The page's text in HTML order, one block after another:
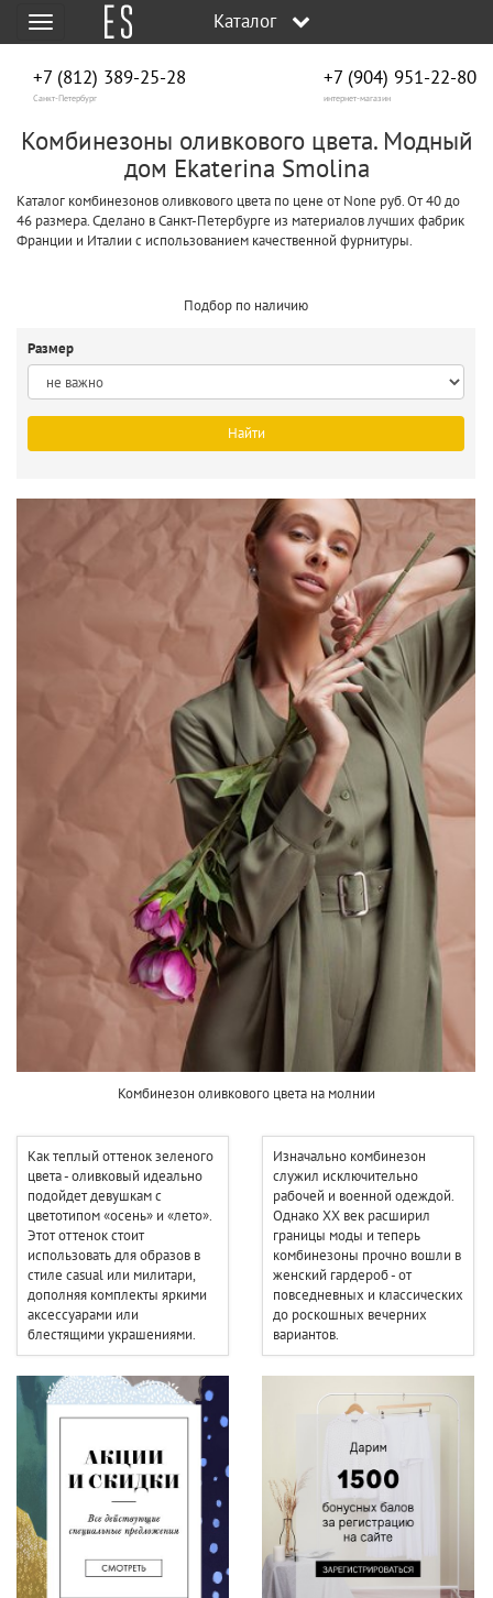
Меню Каталог
+7 (812) 389-25-28
Санкт-Петербург
+7 (904) 951‑22‑80
интернет-магазин
Комбинезоны оливкового цвета. Модный
дом Ekaterina Smolina
Каталог комбинезонов оливкового цвета по цене от None руб. От 40 до
46 размера. Сделано в Санкт-Петербурге из материалов лучших фабрик
Франции и Италии с использованием качественной фурнитуры.
Подбор по наличию
Размер
Комбинезон оливкового цвета на молнии
Как теплый оттенок зеленого
цвета - оливковый идеально
подойдет девушкам с
цветотипом «осень» и «лето».
Этот оттенок стоит
использовать для образов в
стиле casual или милитари,
дополняя комплекты яркими
аксессуарами или
блестящими украшениями.
Изначально комбинезон
служил исключительно
рабочей и военной одеждой.
Однако ХХ век расширил
границы моды и теперь
комбинезоны прочно вошли в
женский гардероб - от
повседневных и классических
до роскошных вечерних
вариантов.